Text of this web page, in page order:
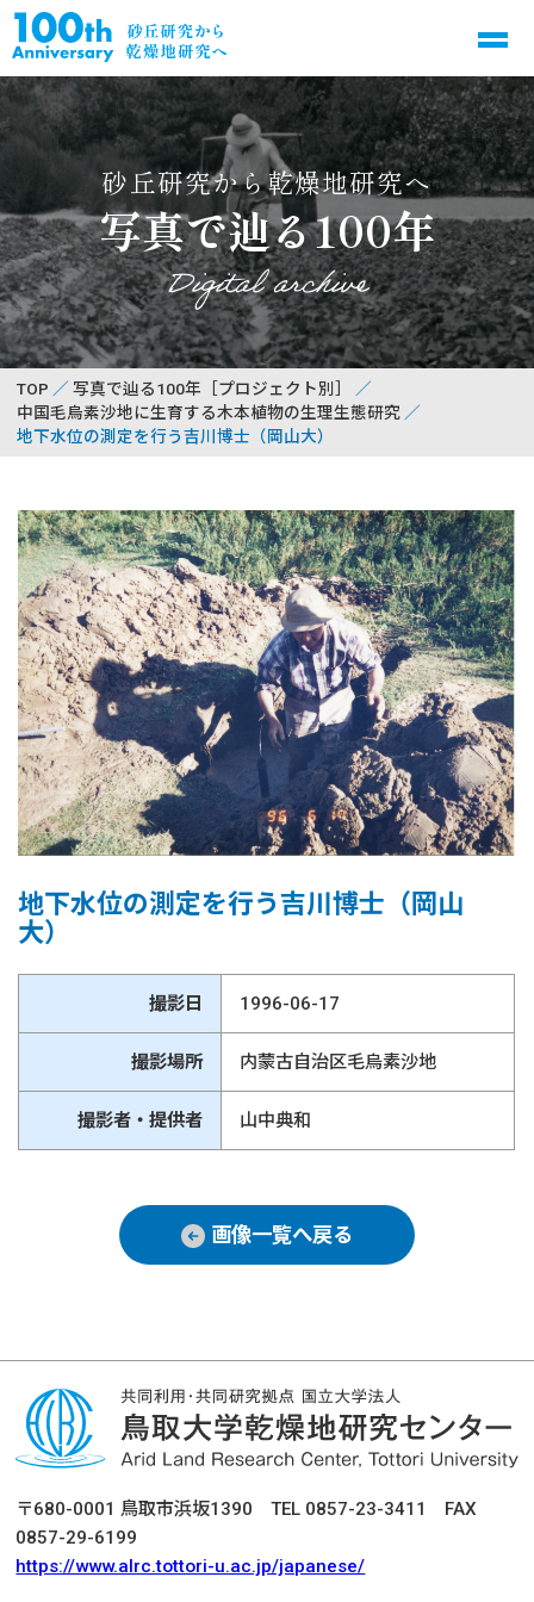
砂丘研究から乾燥地研究へ
写真で辿る100年
Digital archive
TOP
写真で辿る100年［プロジェクト別］
中国毛烏素沙地に生育する木本植物の生理生態研究
地下水位の測定を行う吉川博士（岡山大）
地下水位の測定を行う吉川博士（岡山
大）
撮影日 1996-06-17
撮影場所 内蒙古自治区毛烏素沙地
撮影者・提供者 山中典和
画像一覧へ戻る
〒680-0001 鳥取市浜坂1390 TEL 0857-23-3411 FAX
0857-29-6199
https://www.alrc.tottori-u.ac.jp/japanese/